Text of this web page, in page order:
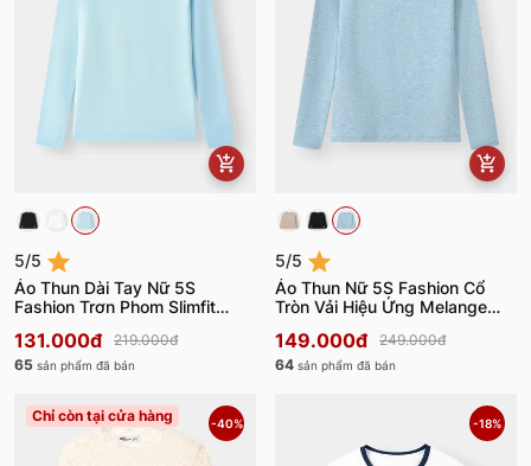
5/5
Áo Thun Dài Tay Nữ 5S
Fashion Trơn Phom Slimfit
131.000đ
219.000đ
65 sản phẩm đã bán
5/5
Áo Thun Nữ 5S Fashion Cổ
Tròn Vải Hiệu Ứng Melange
149.000đ
249.000đ
64 sản phẩm đã bán
Chỉ còn tại cửa hàng -40% -18%